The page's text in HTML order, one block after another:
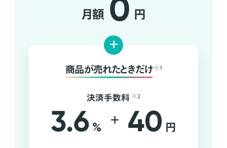
月額 0 円
+
商品が売れたときだけ ※1
決済手数料 ※2
3.6 % + 40 円